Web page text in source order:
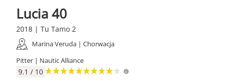
Lucia 40
2018 | Tu Tamo 2
Marina Veruda | Chorwacja
Pitter | Nautic Alliance
9.1 / 10